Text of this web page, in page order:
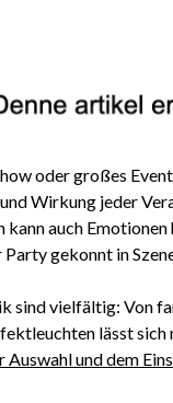
oder großes
Wirkung jeder
auch
gekonnt in
sind vielfältig: Von
lässt sich
Auswahl und dem